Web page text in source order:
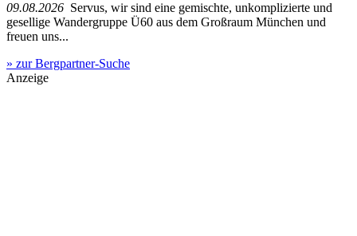
09.08.2026 Servus, wir sind eine gemischte, unkomplizierte und
gesellige Wandergruppe Ü60 aus dem Großraum München und
freuen uns...
» zur Bergpartner-Suche
Anzeige